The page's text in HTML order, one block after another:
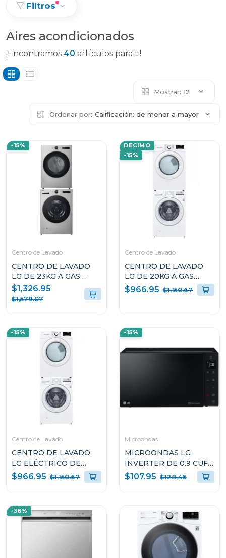
Filtros
Aires acondicionados
¡Encontramos 40 artículos para ti!
Mostrar: 12
Ordenar por: Calificación: de menor a mayor
-15%
Centro de Lavado
CENTRO DE LAVADO
LG DE 23KG A GAS
COLOR GRIS
WM23VFXS6/DF74VFXS6B
$1,326.95
$1,579.07
DECIMO
-15%
Centro de Lavado
CENTRO DE LAVADO
LG DE 20KG A GAS
COLOR BLANCO
WM20/DF20
$966.95 $1,150.67
-15%
Centro de Lavado
CENTRO DE LAVADO
LG ELÉCTRICO DE
20KG WM20/DF20
$966.95 $1,150.67
-15%
Microondas
MICROONDAS LG
INVERTER DE 0.9 CUFT
NEOCHEF MS0936GIS
$107.95 $128.46
-36%